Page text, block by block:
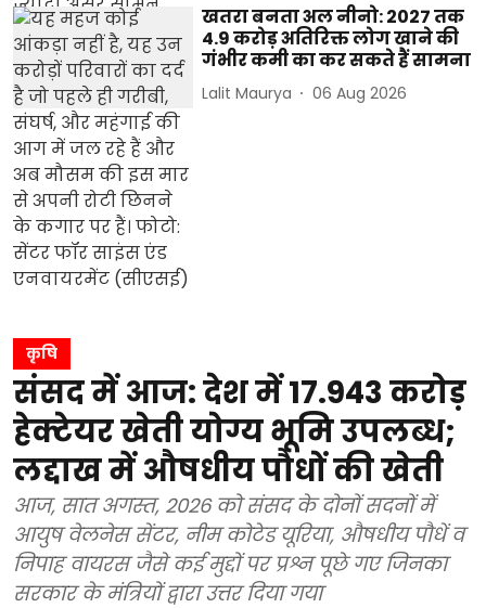
खतरा बनता अल नीनो: 2027 तक
4.9 करोड़ अतिरिक्त लोग खाने की
गंभीर कमी का कर सकते हैं सामना
Lalit Maurya 06 Aug 2026
कृषि
संसद में आज: देश में 17.943 करोड़
हेक्टेयर खेती योग्य भूमि उपलब्ध;
लद्दाख में औषधीय पौधों की खेती
आज, सात अगस्त, 2026 को संसद के दोनों सदनों में
आयुष वेलनेस सेंटर, नीम कोटेड यूरिया, औषधीय पौधें व
निपाह वायरस जैसे कई मुद्दों पर प्रश्न पूछे गए जिनका
सरकार के मंत्रियों द्वारा उत्तर दिया गया